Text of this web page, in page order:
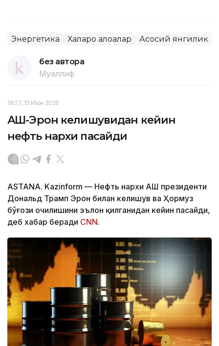
Энергетика Халқаро алоқалар Асосий янгилик
без автора
Муаллиф
19:27, 15 Июн 2026
АҚШ-Эрон келишувидан кейин
нефть нархи пасайди
ASTANA. Kazinform — Нефть нархи АҚШ президенти
Дональд Трамп Эрон билан келишув ва Ҳормуз
бўғози очилишини эълон қилганидан кейин пасайди,
деб хабар беради CNN.